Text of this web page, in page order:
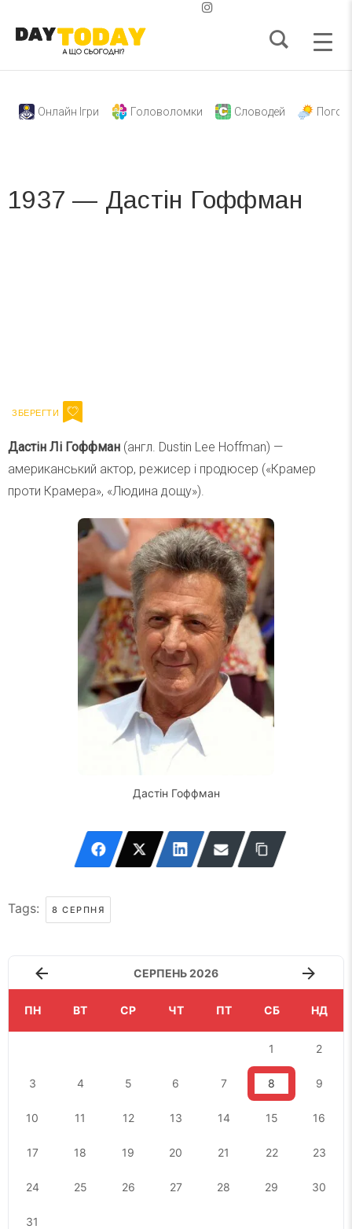
Онлайн Ігри Головоломки Словодей
1937 — Дастін Гоффман
Дастін Лі Гоффман (англ. Dustin Lee Hoffman) —
американський актор, режисер і продюсер («Крамер
проти Крамера», «Людина дощу»).
Дастін Гоффман
Tags: 8 СЕРПНЯ
СЕРПЕНЬ 2026
ПН ВТ СР ЧТ ПТ СБ НД
1 2
3 4 5 6 7 8 9
10 11 12 13 14 15 16
17 18 19 20 21 22 23
24 25 26 27 28 29 30
31